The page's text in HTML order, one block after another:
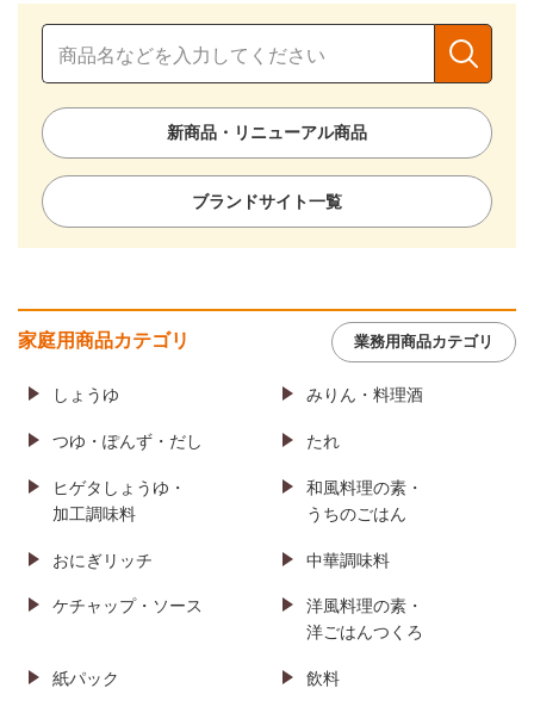
新商品・リニューアル商品
ブランドサイト一覧
家庭用商品カテゴリ 業務用商品カテゴリ
しょうゆ みりん・料理酒
つゆ・ぽんず・だし たれ
ヒゲタしょうゆ・
加工調味料
和風料理の素・
うちのごはん
おにぎリッチ 中華調味料
ケチャップ・ソース
洋風料理の素・
洋ごはんつくろ
紙パック 飲料